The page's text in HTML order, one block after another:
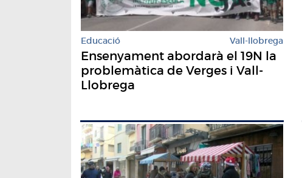
Educació Vall-llobrega
Ensenyament abordarà el 19N la
problemàtica de Verges i Vall-
Llobrega